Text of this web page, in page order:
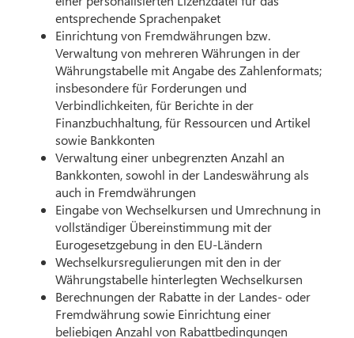
entsprechende Sprachenpaket
Einrichtung von Fremdwährungen bzw.
Verwaltung von mehreren Währungen in der
Währungstabelle mit Angabe des Zahlenformats;
insbesondere für Forderungen und
Verbindlichkeiten, für Berichte in der
Finanzbuchhaltung, für Ressourcen und Artikel
sowie Bankkonten
Verwaltung einer unbegrenzten Anzahl an
Bankkonten, sowohl in der Landeswährung als
auch in Fremdwährungen
Eingabe von Wechselkursen und Umrechnung in
vollständiger Übereinstimmung mit der
Eurogesetzgebung in den EU-Ländern
Wechselkursregulierungen mit den in der
Währungstabelle hinterlegten Wechselkursen
Berechnungen der Rabatte in der Landes- oder
Fremdwährung sowie Einrichtung einer
beliebigen Anzahl von Rabattbedingungen